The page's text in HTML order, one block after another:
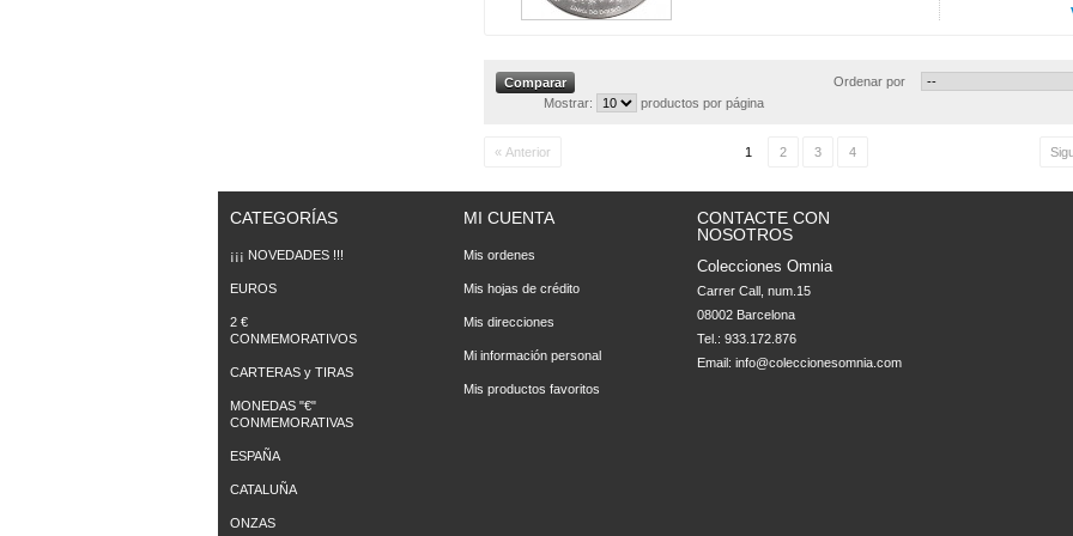
Ordenar por
Mostrar:
productos por página
« Anterior 1 2 3 4
CATEGORÍAS
¡¡¡ NOVEDADES !!!
EUROS
2 €
CONMEMORATIVOS
CARTERAS y TIRAS
MONEDAS "€"
CONMEMORATIVAS
ESPAÑA
CATALUÑA
ONZAS
MI CUENTA
Mis ordenes
Mis hojas de crédito
Mis direcciones
Mi información personal
Mis productos favoritos
CONTACTE CON
NOSOTROS
Colecciones Omnia
Carrer Call, num.15
08002 Barcelona
Tel.: 933.172.876
Email: info@coleccionesomnia.com